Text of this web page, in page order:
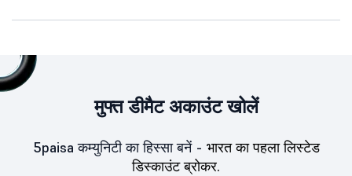
मुफ्त डीमैट अकाउंट खोलें
5paisa कम्युनिटी का हिस्सा बनें - भारत का पहला लिस्टेड
डिस्काउंट ब्रोकर.